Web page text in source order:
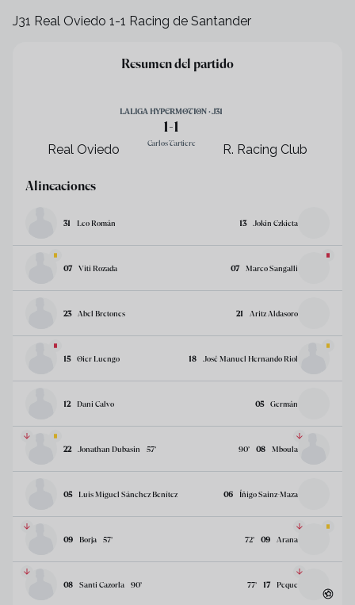
J31 Real Oviedo 1-1 Racing de Santander
Resumen del partido
Real Oviedo
LALIGA HYPERMOTION · J31
1-1
Carlos Tartiere R. Racing Club
Alineaciones
31 Leo Román 13 Jokin Ezkieta
07 Viti Rozada 07 Marco Sangalli
23 Abel Bretones 21 Aritz Aldasoro
15 Oier Luengo 18 José Manuel Hernando Riol
12 Dani Calvo 05 Germán
22 Jonathan Dubasin 57’ 08 Mboula
90’
05 Luis Miguel Sánchez Benítez 06 Íñigo Sainz-Maza
09 Borja 57’ 09 Arana
72’
08 Santi Cazorla 90’ 17 Peque
77’